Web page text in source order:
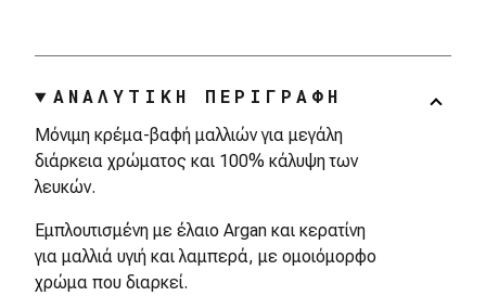
ΑΝΑΛΥΤΙΚΗ ΠΕΡΙΓΡΑΦΗ
Μόνιμη κρέμα-βαφή μαλλιών για μεγάλη
διάρκεια χρώματος και 100% κάλυψη των
λευκών.
Εμπλουτισμένη με έλαιο Argan και κερατίνη
για μαλλιά υγιή και λαμπερά, με ομοιόμορφο
χρώμα που διαρκεί.